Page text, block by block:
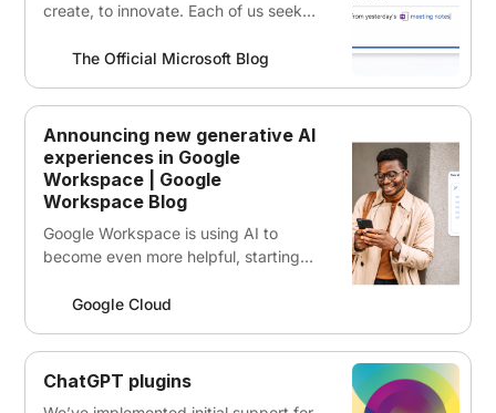
create, to innovate. Each of us seeks
write a great novel, to make a
communities, to care for the sick. The
urge to connect to the core of our
work lives in all of us. But…
The Official Microsoft Blog
Announcing new generative AI
experiences in Google
Workspace | Google
Workspace Blog
Google Workspace is using AI to
become even more helpful, starting
Gmail to write and refine content.
Google Cloud
ChatGPT plugins